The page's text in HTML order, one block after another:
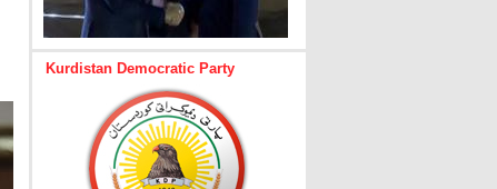
Kurdistan Democratic Party